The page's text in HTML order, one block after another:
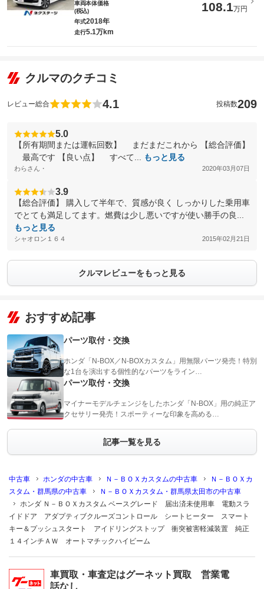
車両本体価格
(税込)
108.1万円
年式2018年
走行5.1万km
クルマのクチコミ
レビュー総合 4.1 投稿数209
5.0
【所有期間または運転回数】 まだまだこれから 【総合評価】
最高です 【良い点】 すべて...
もっと見る
わらさん・ 2020年03月07日
3.9
【総合評価】 購入して半年で、質感が良く しっかりした乗用車
でとても満足してます。燃費は少し悪いですが使い勝手の良...
もっと見る
シャオロン１６４ 2015年02月21日
クルマレビューをもっと見る
おすすめ記事
パーツ取付・交換
ホンダ「N-BOX／N-BOXカスタム」用無限パーツ発売！特別
な1台を演出する個性的なパーツをライン…
パーツ取付・交換
マイナーモデルチェンジをしたホンダ「N-BOX」用の純正ア
クセサリー発売！スポーティーな印象を高める…
記事一覧を見る
中古車 ホンダの中古車 Ｎ－ＢＯＸカスタムの中古車
Ｎ－ＢＯＸカ
スタム・群馬県の中古車
Ｎ－ＢＯＸカスタム・群馬県太田市の中古車
ホンダ Ｎ－ＢＯＸカスタム ベースグレード 届出済未使用車 電動スラ
イドドア アダプティブクルーズコントロール シートヒーター スマート
キー＆プッシュスタート アイドリングストップ 衝突被害軽減装置 純正
１４インチＡＷ オートマチックハイビーム
車買取・車査定はグーネット買取 営業電
話なし